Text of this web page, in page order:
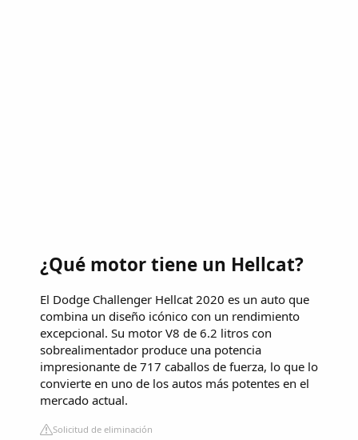
¿Qué motor tiene un Hellcat?
El Dodge Challenger Hellcat 2020 es un auto que
combina un diseño icónico con un rendimiento
excepcional. Su motor V8 de 6.2 litros con
sobrealimentador produce una potencia
impresionante de 717 caballos de fuerza, lo que lo
convierte en uno de los autos más potentes en el
mercado actual.
Solicitud de eliminación